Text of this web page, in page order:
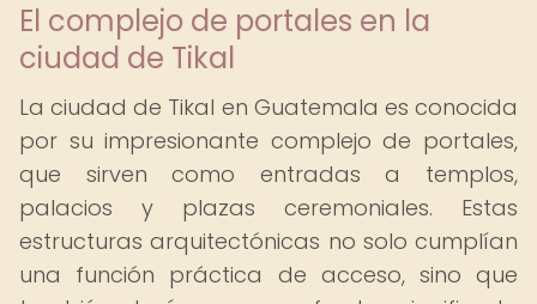
El complejo de portales en la
ciudad de Tikal
La ciudad de Tikal en Guatemala es conocida
por su impresionante complejo de portales,
que sirven como entradas a templos,
palacios y plazas ceremoniales. Estas
estructuras arquitectónicas no solo cumplían
una función práctica de acceso, sino que